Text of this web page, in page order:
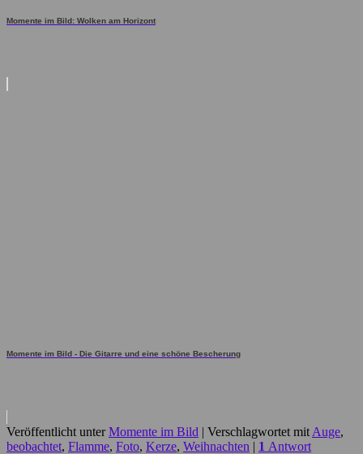
Momente im Bild: Wolken am Horizont
Momente im Bild - Die Gitarre und eine schöne Bescherung
Veröffentlicht unter Momente im Bild | Verschlagwortet mit Auge,
beobachtet, Flamme, Foto, Kerze, Weihnachten | 1 Antwort